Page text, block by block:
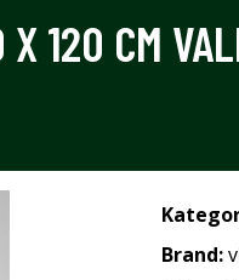
120 CM
Brand: